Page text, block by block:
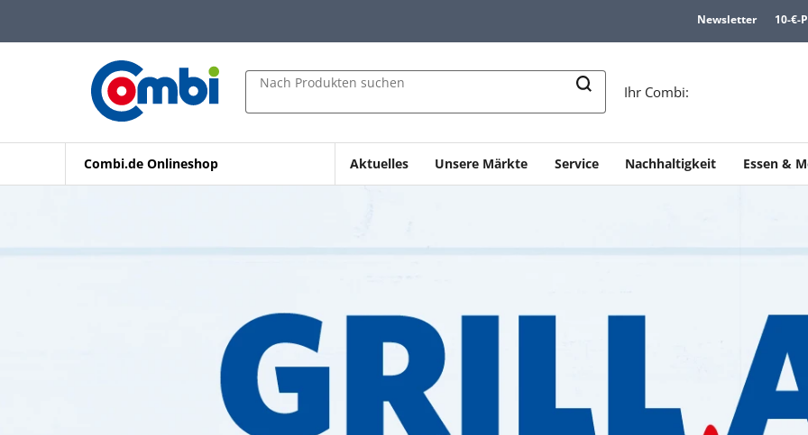
Zur Navigation springen
Zur Suche springen
Newsletter 10-€-
Nach Produkten suchen
Ihr Combi:
Combi.de Onlineshop Aktuelles Unsere Märkte Service Nachhaltigkeit Essen &